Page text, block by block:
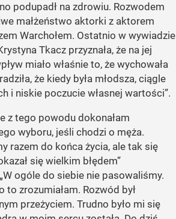
podupadł na zdrowiu. Rozwodem
małżeństwo aktorki z aktorem
Warchołem. Ostatnio w wywiadzie
Tkacz przyznała, że na jej
miało właśnie to, że wychowała
że kiedy była młodsza, ciągle
i niskie poczucie własnej wartości”.
z tego powodu dokonałam
wyboru, jeśli chodzi o męża.
razem do końca życia, ale tak się
się wielkim błędem”
ogóle do siebie nie pasowaliśmy.
to zrozumiałam. Rozwód był
przeżyciem. Trudno było mi się